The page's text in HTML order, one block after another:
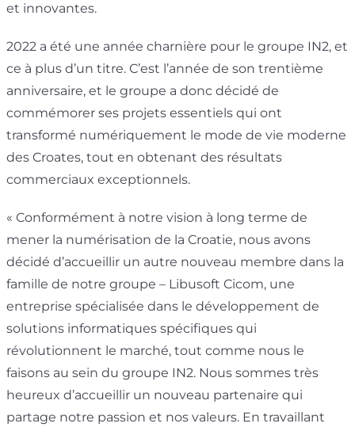
et innovantes.
2022 a été une année charnière pour le groupe IN2, et
ce à plus d’un titre. C’est l’année de son trentième
anniversaire, et le groupe a donc décidé de
commémorer ses projets essentiels qui ont
transformé numériquement le mode de vie moderne
des Croates, tout en obtenant des résultats
commerciaux exceptionnels.
« Conformément à notre vision à long terme de
mener la numérisation de la Croatie, nous avons
décidé d’accueillir un autre nouveau membre dans la
famille de notre groupe – Libusoft Cicom, une
entreprise spécialisée dans le développement de
solutions informatiques spécifiques qui
révolutionnent le marché, tout comme nous le
faisons au sein du groupe IN2. Nous sommes très
heureux d’accueillir un nouveau partenaire qui
partage notre passion et nos valeurs. En travaillant